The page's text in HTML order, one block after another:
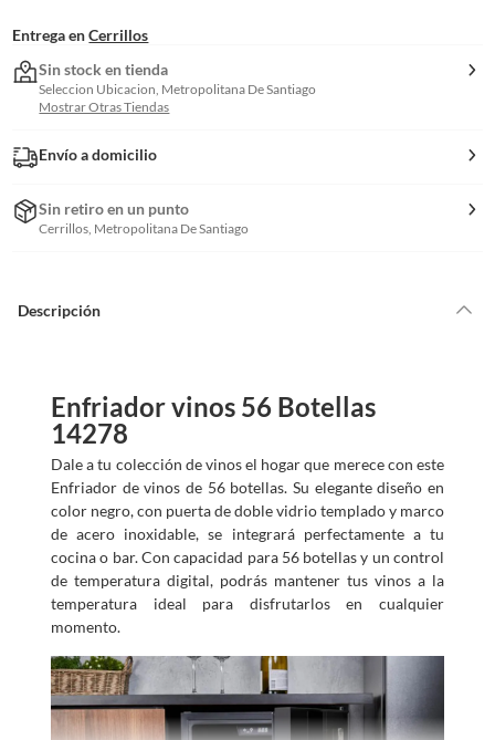
Entrega en Cerrillos
Sin stock en tienda
Seleccion Ubicacion, Metropolitana De Santiago
Mostrar Otras Tiendas
Envío a domicilio
Sin retiro en un punto
Cerrillos, Metropolitana De Santiago
Descripción
Enfriador vinos 56 Botellas
14278
Dale a tu colección de vinos el hogar que merece con este
Enfriador de vinos de 56 botellas. Su elegante diseño en
color negro, con puerta de doble vidrio templado y marco
de acero inoxidable, se integrará perfectamente a tu
cocina o bar. Con capacidad para 56 botellas y un control
de temperatura digital, podrás mantener tus vinos a la
temperatura ideal para disfrutarlos en cualquier
momento.